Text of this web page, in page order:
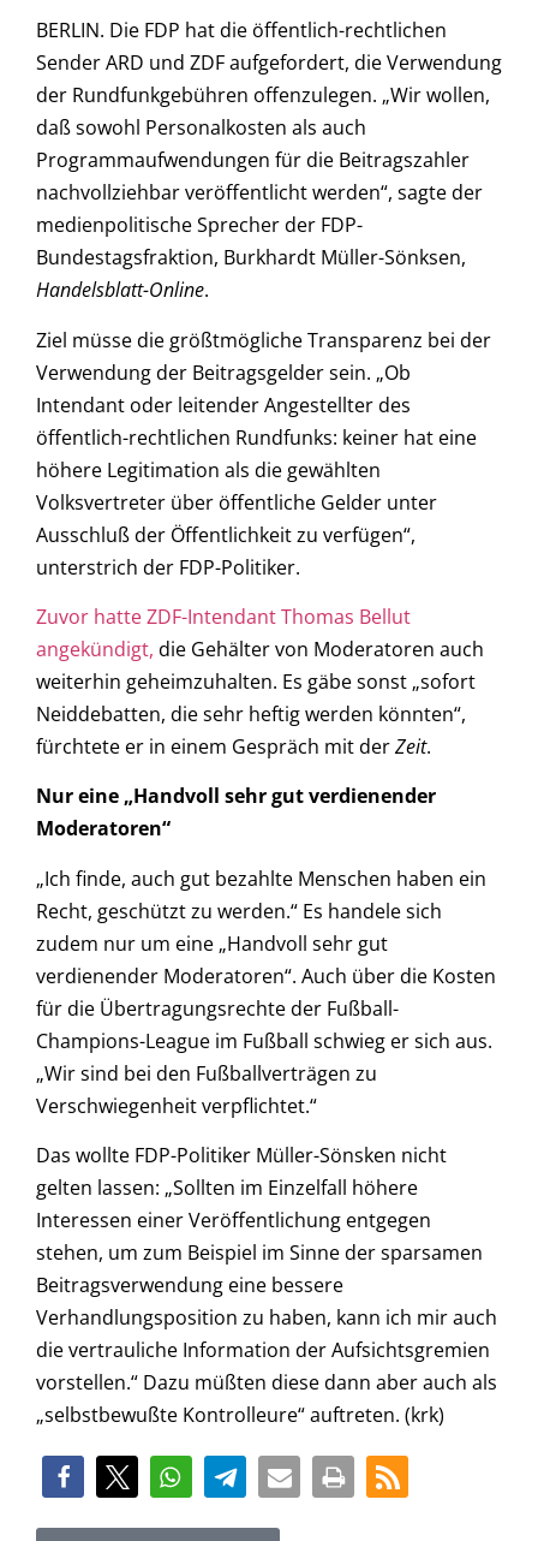
BERLIN. Die FDP hat die öffentlich-rechtlichen
Sender ARD und ZDF aufgefordert, die Verwendung
der Rundfunkgebühren offenzulegen. „Wir wollen,
daß sowohl Personalkosten als auch
Programmaufwendungen für die Beitragszahler
nachvollziehbar veröffentlicht werden“, sagte der
medienpolitische Sprecher der FDP-
Bundestagsfraktion, Burkhardt Müller-Sönksen,
Handelsblatt-Online.
Ziel müsse die größtmögliche Transparenz bei der
Verwendung der Beitragsgelder sein. „Ob
Intendant oder leitender Angestellter des
öffentlich-rechtlichen Rundfunks: keiner hat eine
höhere Legitimation als die gewählten
Volksvertreter über öffentliche Gelder unter
Ausschluß der Öffentlichkeit zu verfügen“,
unterstrich der FDP-Politiker.
Zuvor hatte ZDF-Intendant Thomas Bellut
angekündigt, die Gehälter von Moderatoren auch
weiterhin geheimzuhalten. Es gäbe sonst „sofort
Neiddebatten, die sehr heftig werden könnten“,
fürchtete er in einem Gespräch mit derZeit.
Nur eine „Handvoll sehr gut verdienender
Moderatoren“
„Ich finde, auch gut bezahlte Menschen haben ein
Recht, geschützt zu werden.“ Es handele sich
zudem nur um eine „Handvoll sehr gut
verdienender Moderatoren“. Auch über die Kosten
für die Übertragungsrechte der Fußball-
Champions-League im Fußball schwieg er sich aus.
„Wir sind bei den Fußballverträgen zu
Verschwiegenheit verpflichtet.“
Das wollte FDP-Politiker Müller-Sönsken nicht
gelten lassen: „Sollten im Einzelfall höhere
Interessen einer Veröffentlichung entgegen
stehen, um zum Beispiel im Sinne der sparsamen
Beitragsverwendung eine bessere
Verhandlungsposition zu haben, kann ich mir auch
die vertrauliche Information der Aufsichtsgremien
vorstellen.“ Dazu müßten diese dann aber auch als
„selbstbewußte Kontrolleure“ auftreten. (krk)